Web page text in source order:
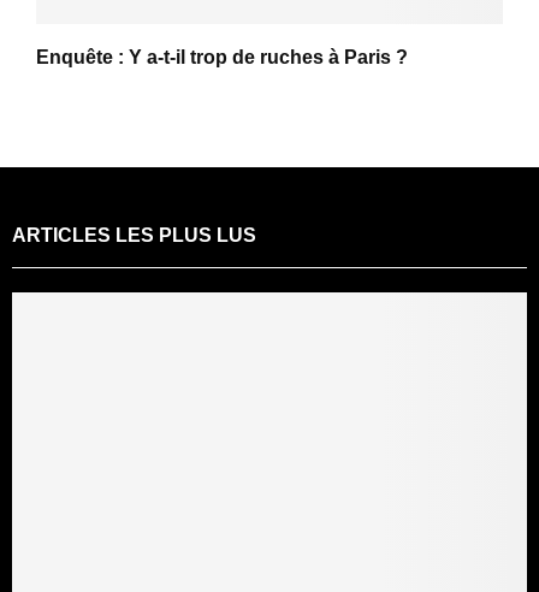
Enquête : Y a-t-il trop de ruches à Paris ?
ARTICLES LES PLUS LUS